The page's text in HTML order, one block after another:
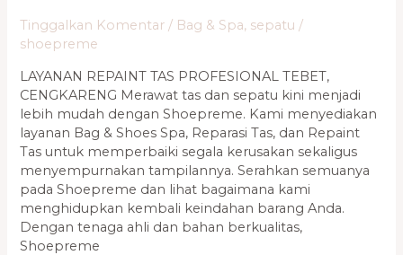
Tinggalkan Komentar / Bag & Spa, sepatu /
shoepreme
LAYANAN REPAINT TAS PROFESIONAL TEBET,
CENGKARENG Merawat tas dan sepatu kini menjadi
lebih mudah dengan Shoepreme. Kami menyediakan
layanan Bag & Shoes Spa, Reparasi Tas, dan Repaint
Tas untuk memperbaiki segala kerusakan sekaligus
menyempurnakan tampilannya. Serahkan semuanya
pada Shoepreme dan lihat bagaimana kami
menghidupkan kembali keindahan barang Anda.
Dengan tenaga ahli dan bahan berkualitas,
Shoepreme
Kelapa
Gading,
0821-
1136-
2002